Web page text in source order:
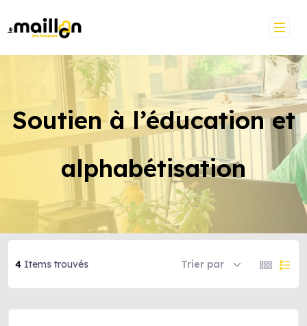
Soutien à l’éducation et
alphabétisation
4 Items trouvés Trier par